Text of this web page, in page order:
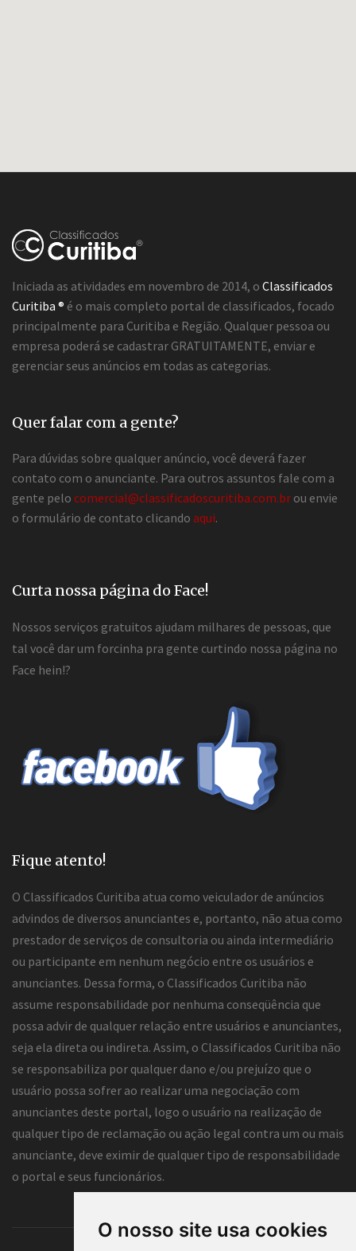
O nosso site usa cookies
Iniciada as atividades em novembro de 2014, o Classificados
Curitiba ® é o mais completo portal de classificados, focado
principalmente para Curitiba e Região. Qualquer pessoa ou
empresa poderá se cadastrar GRATUITAMENTE, enviar e
gerenciar seus anúncios em todas as categorias.
Quer falar com a gente?
Para dúvidas sobre qualquer anúncio, você deverá fazer
contato com o anunciante. Para outros assuntos fale com a
gente pelo comercial@classificadoscuritiba.com.br ou envie
o formulário de contato clicando aqui.
Curta nossa página do Face!
Nossos serviços gratuitos ajudam milhares de pessoas, que
tal você dar um forcinha pra gente curtindo nossa página no
Face hein!?
Fique atento!
O Classificados Curitiba atua como veiculador de anúncios
advindos de diversos anunciantes e, portanto, não atua como
prestador de serviços de consultoria ou ainda intermediário
ou participante em nenhum negócio entre os usuários e
anunciantes. Dessa forma, o Classificados Curitiba não
assume responsabilidade por nenhuma conseqüência que
possa advir de qualquer relação entre usuários e anunciantes,
seja ela direta ou indireta. Assim, o Classificados Curitiba não
se responsabiliza por qualquer dano e/ou prejuízo que o
usuário possa sofrer ao realizar uma negociação com
anunciantes deste portal, logo o usuário na realização de
qualquer tipo de reclamação ou ação legal contra um ou mais
anunciante, deve eximir de qualquer tipo de responsabilidade
o portal e seus funcionários.